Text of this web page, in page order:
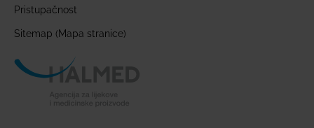
Pristupačnost
Sitemap (Mapa stranice)